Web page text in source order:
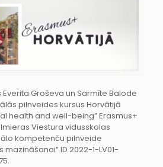
Groševa un Sarmīte Balode
pilnveides kursus Horvātijā
health and well-being” Erasmus+
Viestura vidusskolas
kompetenču pilnveide
ID 2022-1-LV01-